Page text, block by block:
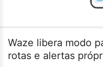
Waze libera modo
rotas e alertas